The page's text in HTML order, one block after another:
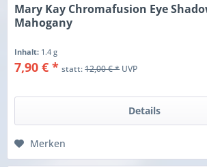
Mary Kay Chromafusion Eye
Mahogany
Inhalt: 1.4 g
7,90 € * statt:12,00 € *UVP
Details
Merken